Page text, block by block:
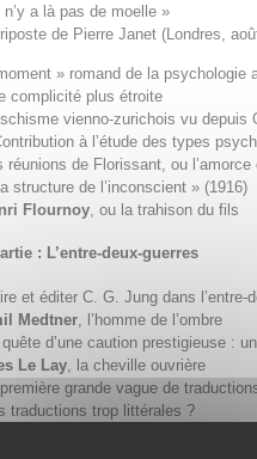
a là pas de moelle »
de Pierre Janet (Londres,
» romand de la psychologie
complicité plus étroite
vienno-zurichois vu depuis
à l’étude des types
réunions de Florissant, ou
structure de l’inconscient » (1916)
Flournoy , ou la trahison du fils
: L’entre-deux-guerres
et éditer C. G. Jung dans l’entre-
Medtner , l’homme de l’ombre
d’une caution prestigieuse :
Le Lay , la cheville ouvrière
grande vague de
traductions trop littérales ?